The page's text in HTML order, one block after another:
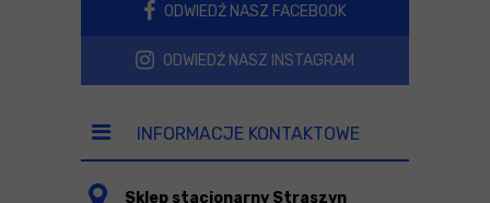
ODWIEDŹ NASZ FACEBOOK
ODWIEDŹ NASZ INSTAGRAM
INFORMACJE KONTAKTOWE
Sklep stacjonarny Straszyn